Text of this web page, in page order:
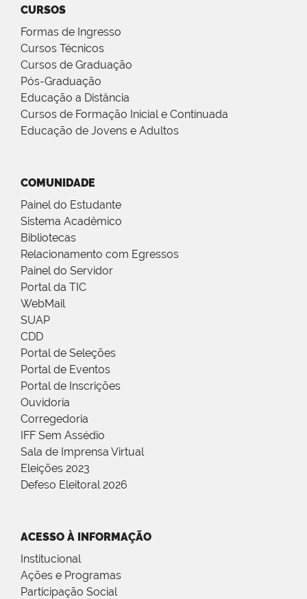
CURSOS
Formas de Ingresso
Cursos Técnicos
Cursos de Graduação
Pós-Graduação
Educação a Distância
Cursos de Formação Inicial e Continuada
Educação de Jovens e Adultos
COMUNIDADE
Painel do Estudante
Sistema Acadêmico
Bibliotecas
Relacionamento com Egressos
Painel do Servidor
Portal da TIC
WebMail
SUAP
CDD
Portal de Seleções
Portal de Eventos
Portal de Inscrições
Ouvidoria
Corregedoria
IFF Sem Assédio
Sala de Imprensa Virtual
Eleições 2023
Defeso Eleitoral 2026
ACESSO À INFORMAÇÃO
Institucional
Ações e Programas
Participação Social